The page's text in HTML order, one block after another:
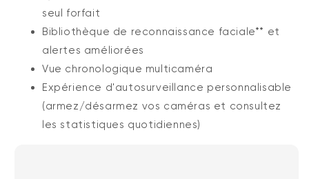
seul forfait
Bibliothèque de reconnaissance faciale** et
alertes améliorées
Vue chronologique multicaméra
Expérience d'autosurveillance personnalisable
(armez/désarmez vos caméras et consultez
les statistiques quotidiennes)